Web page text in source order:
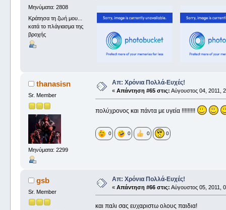
Μηνύματα: 2808
Κράτησα τη ζωή μου...
κατά το πλάγιασμα της
βροχής
thanasisn
Sr. Member
Μηνύματα: 2299
Απ: Χρόνια Πολλά-Ευχές!
« Απάντηση #65 στις: Αύγουστος 04, 2011,
πολύχρονος και πάντα με υγεία !!!!!!!!!
0 0 0 0
gsb
Sr. Member
Απ: Χρόνια Πολλά-Ευχές!
« Απάντηση #66 στις: Αύγουστος 05, 2011,
και παλι σας ευχαριστω ολους παιδια!